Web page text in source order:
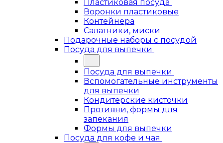
Пластиковая посуда
Воронки пластиковые
Контейнера
Салатники, миски
Подарочные наборы с посудой
Посуда для выпечки
Посуда для выпечки
Вспомогательные инструменты
для выпечки
Кондитерские кисточки
Противни, формы для
запекания
Формы для выпечки
Посуда для кофе и чая